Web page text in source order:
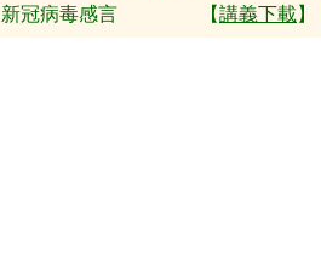
新冠病毒感言 【講義下載